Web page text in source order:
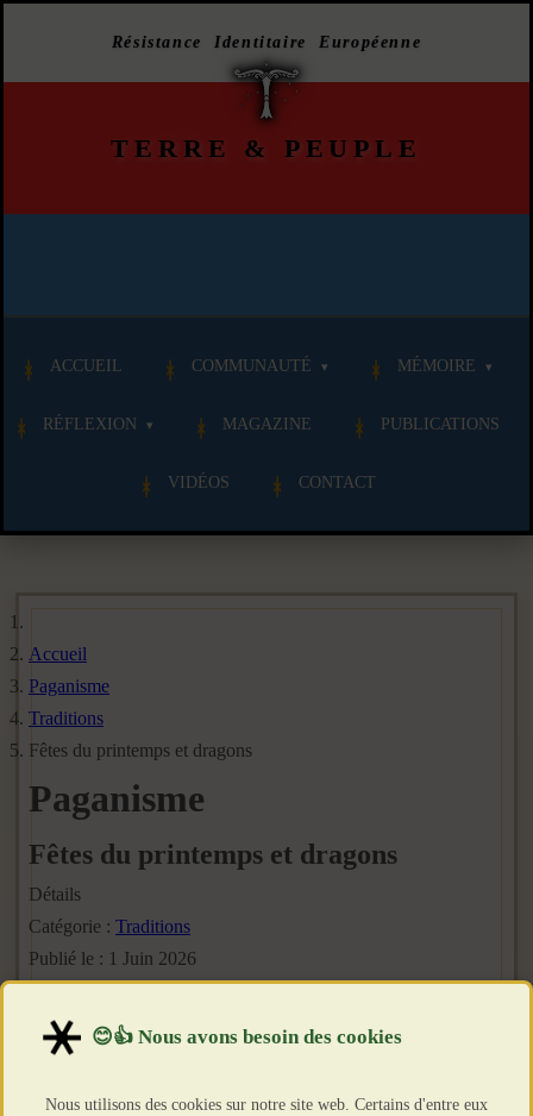
Résistance Identitaire Européenne
TERRE & PEUPLE
ACCUEIL COMMUNAUTÉ MÉMOIRE
RÉFLEXION MAGAZINE PUBLICATIONS
VIDÉOS CONTACT
Accueil
Paganisme
Traditions
Fêtes du printemps et dragons
Paganisme
Fêtes du printemps et dragons
Détails
Catégorie : Traditions
Publié le : 1 Juin 2026
Création : 1 Juin 2026
Clics : 486
Nous utilisons des cookies sur notre site web. Certains d'entre eux